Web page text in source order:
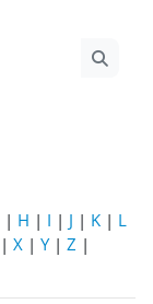
| H | I | J | K | L
| X | Y| Z |